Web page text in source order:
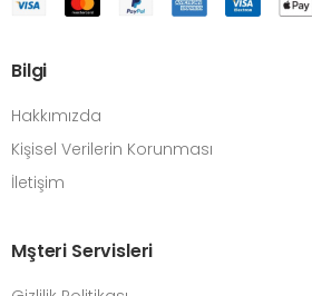
Bilgi
Hakkımızda
Kişisel Verilerin Korunması
İletişim
Mşteri Servisleri